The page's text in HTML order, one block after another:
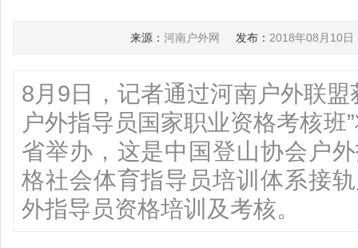
来源： 河南户外网 发布： 2018年08月10日
8月9日，记者通过河南户外联
户外指导员国家职业资格考核
省举办，这是中国登山协会户
格社会体育指导员培训体系接
外指导员资格培训及考核。